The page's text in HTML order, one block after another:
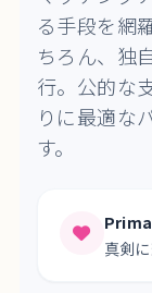
る手段を網
ちろん、独
行。公的な
りに最適な
す。
真剣